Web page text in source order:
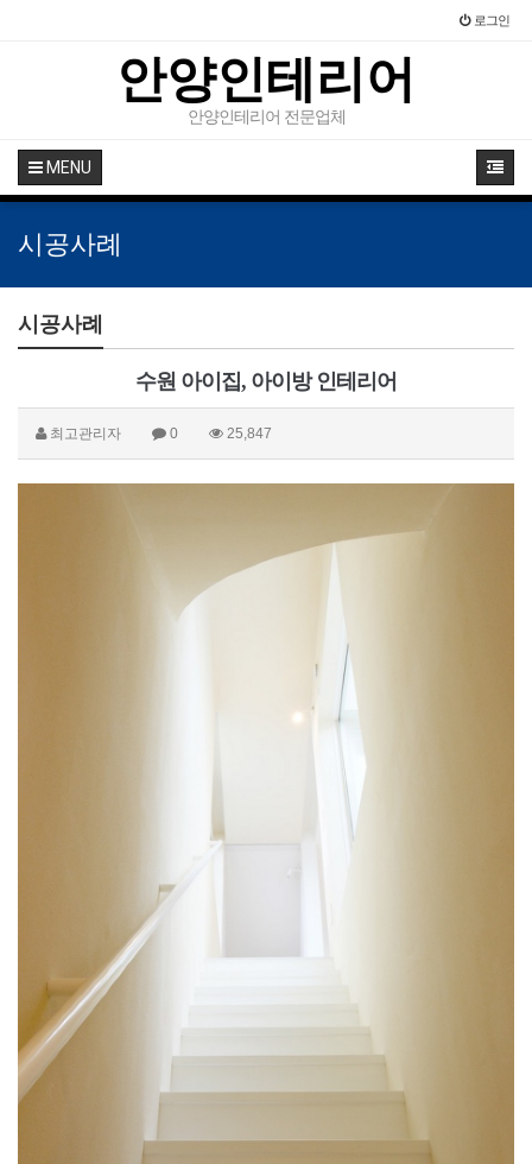
로그인
안양인테리어
안양인테리어 전문업체
MENU
시공사례
시공사례
수원 아이집, 아이방 인테리어
최고관리자 0 25,847